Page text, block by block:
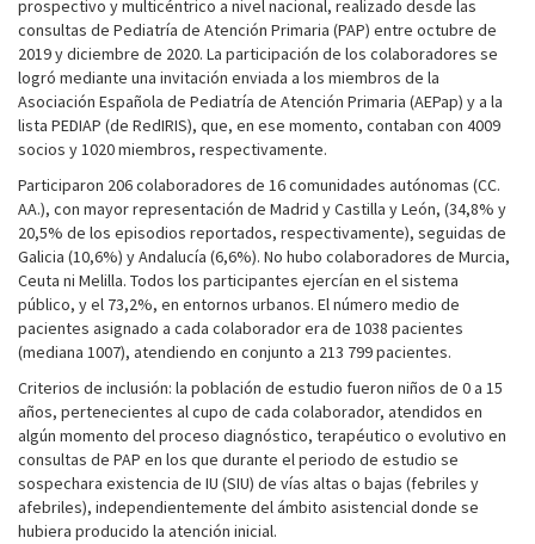
prospectivo y multicéntrico a nivel nacional, realizado desde las
consultas de Pediatría de Atención Primaria (PAP) entre octubre de
2019 y diciembre de 2020. La participación de los colaboradores se
logró mediante una invitación enviada a los miembros de la
Asociación Española de Pediatría de Atención Primaria (AEPap) y a la
lista PEDIAP (de RedIRIS), que, en ese momento, contaban con 4009
socios y 1020 miembros, respectivamente.
Participaron 206 colaboradores de 16 comunidades autónomas (CC.
AA.), con mayor representación de Madrid y Castilla y León, (34,8% y
20,5% de los episodios reportados, respectivamente), seguidas de
Galicia (10,6%) y Andalucía (6,6%). No hubo colaboradores de Murcia,
Ceuta ni Melilla. Todos los participantes ejercían en el sistema
público, y el 73,2%, en entornos urbanos. El número medio de
pacientes asignado a cada colaborador era de 1038 pacientes
(mediana 1007), atendiendo en conjunto a 213 799 pacientes.
Criterios de inclusión: la población de estudio fueron niños de 0 a 15
años, pertenecientes al cupo de cada colaborador, atendidos en
algún momento del proceso diagnóstico, terapéutico o evolutivo en
consultas de PAP en los que durante el periodo de estudio se
sospechara existencia de IU (SIU) de vías altas o bajas (febriles y
afebriles), independientemente del ámbito asistencial donde se
hubiera producido la atención inicial.